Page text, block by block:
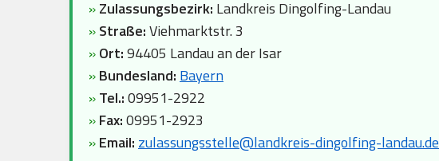
»Zulassungsbezirk: Landkreis Dingolfing-Landau
»Straße:Viehmarktstr. 3
»Ort:94405 Landau an der Isar
»Bundesland: Bayern
»Tel.:09951-2922
»Fax:09951-2923
»Email: zulassungsstelle@landkreis-dingolfing-landau.de